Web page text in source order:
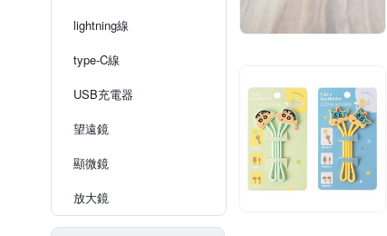
lightning線
type-C線
USB充電器
望遠鏡
顯微鏡
放大鏡